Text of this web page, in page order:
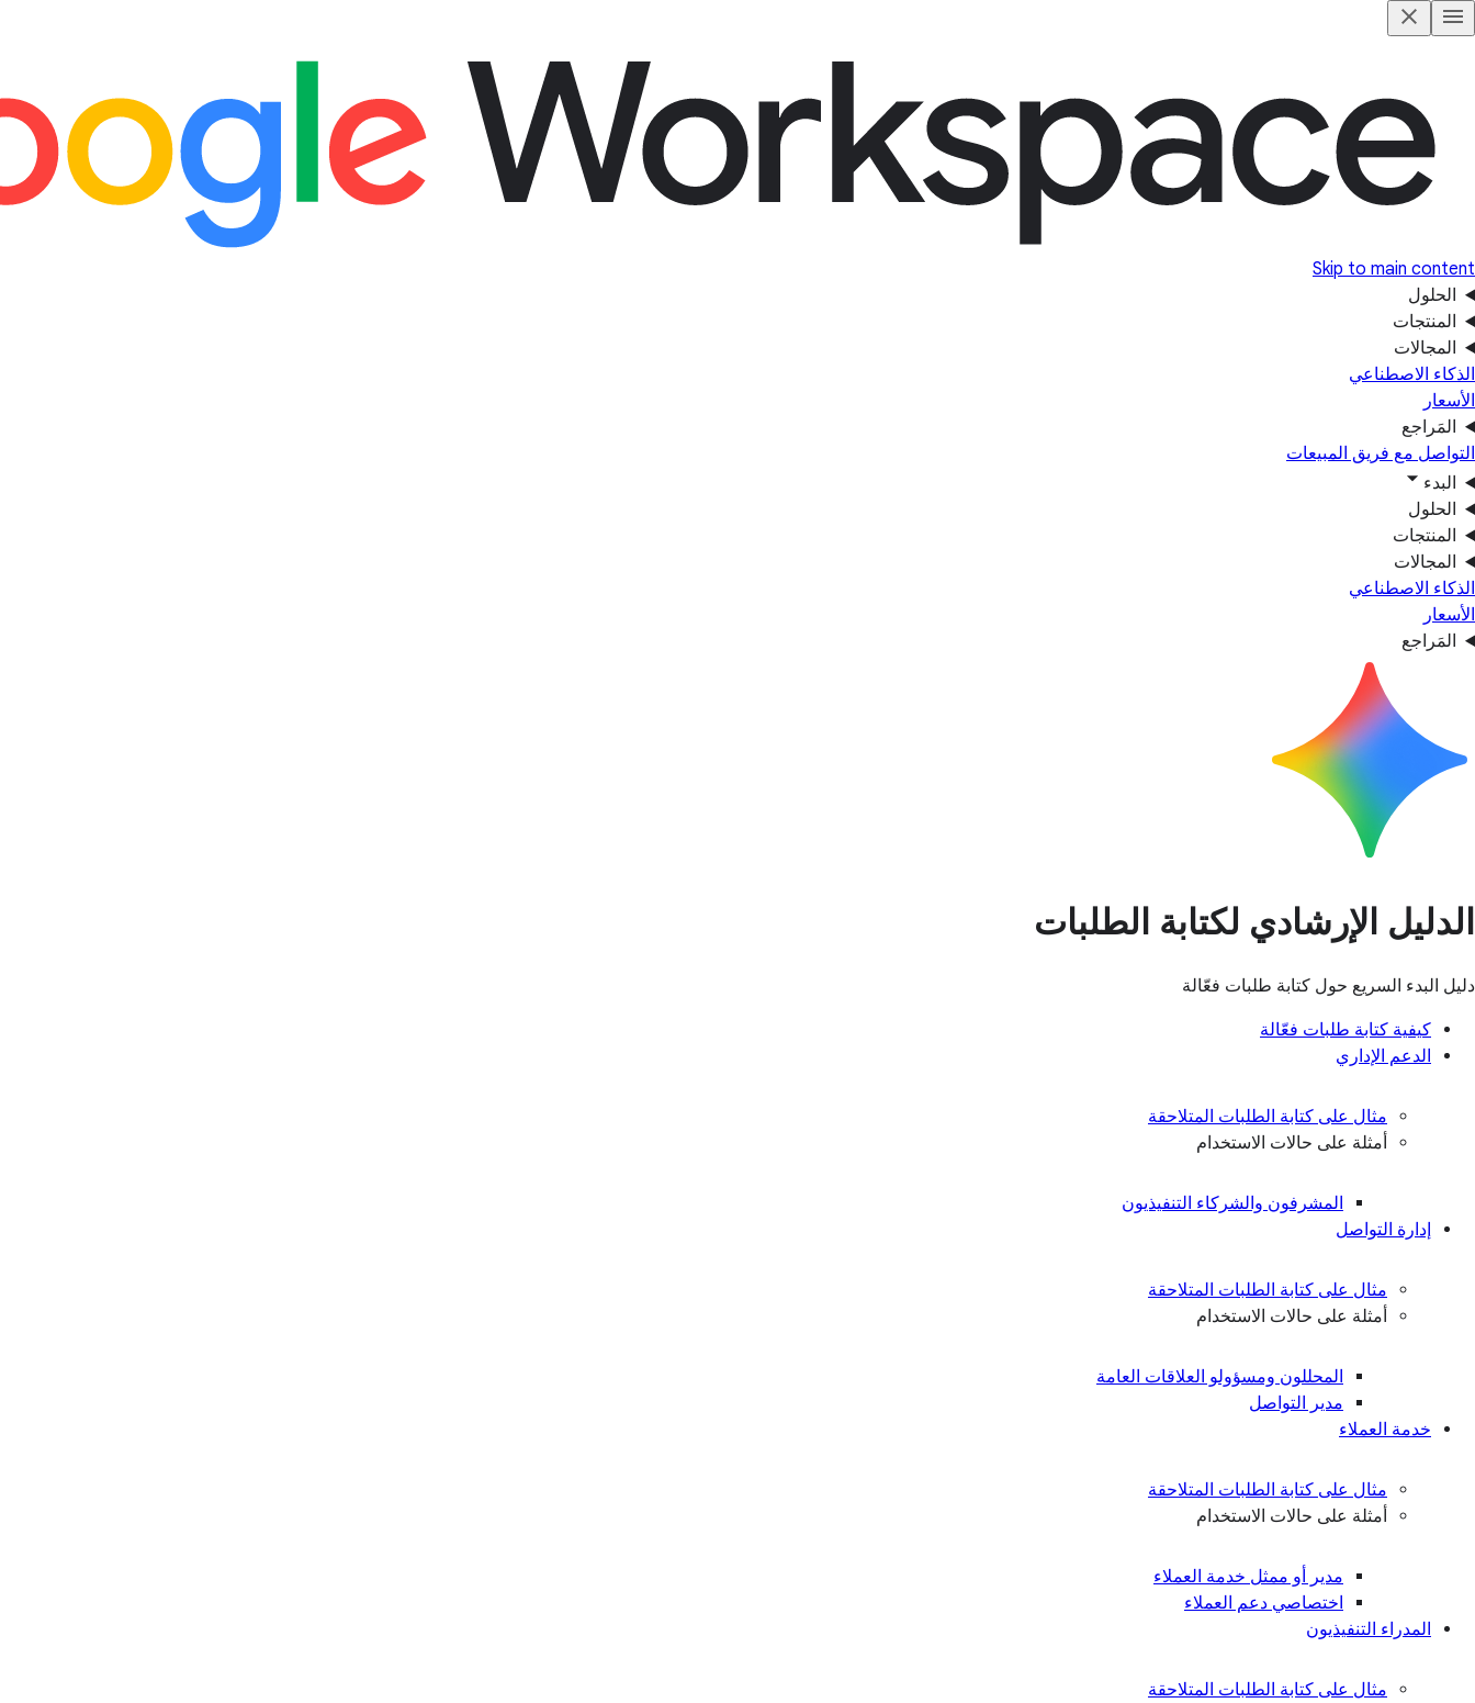
Skip to main content
الحلول
المنتجات
المجالات
الذكاء الاصطناعي
الأسعار
المَراجع
التواصل مع فريق المبيعات
البدء
الحلول
المنتجات
المجالات
الذكاء الاصطناعي
الأسعار
المَراجع
الدليل الإرشادي لكتابة الطلبات
دليل البدء السريع حول كتابة طلبات فعّالة
كيفية كتابة طلبات فعّالة
الدعم الإداري
مثال على كتابة الطلبات المتلاحقة
أمثلة على حالات الاستخدام
المشرفون والشركاء التنفيذيون
إدارة التواصل
مثال على كتابة الطلبات المتلاحقة
أمثلة على حالات الاستخدام
المحللون ومسؤولو العلاقات العامة
مدير التواصل
خدمة العملاء
مثال على كتابة الطلبات المتلاحقة
أمثلة على حالات الاستخدام
مدير أو ممثل خدمة العملاء
اختصاصي دعم العملاء
المدراء التنفيذيون
مثال على كتابة الطلبات المتلاحقة